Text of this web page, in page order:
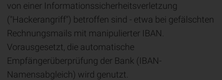
von einer Informationssicherheitsverletzung
("Hackerangriff") betroffen sind - etwa bei gefälschten
Rechnungsmails mit manipulierter IBAN.
Vorausgesetzt, die automatische
Empfängerüberprüfung der Bank (IBAN-
Namensabgleich) wird genutzt.